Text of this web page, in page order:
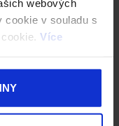
webových
cookie v souladu s
Více